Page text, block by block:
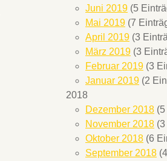
Juni 2019 (5
Mai 2019 (7
April 2019 (3
März 2019 (3
Februar 2019 (3
Januar 2019 (2
2018
Dezember 2018
November 2018
Oktober 2018 (6
September 2018